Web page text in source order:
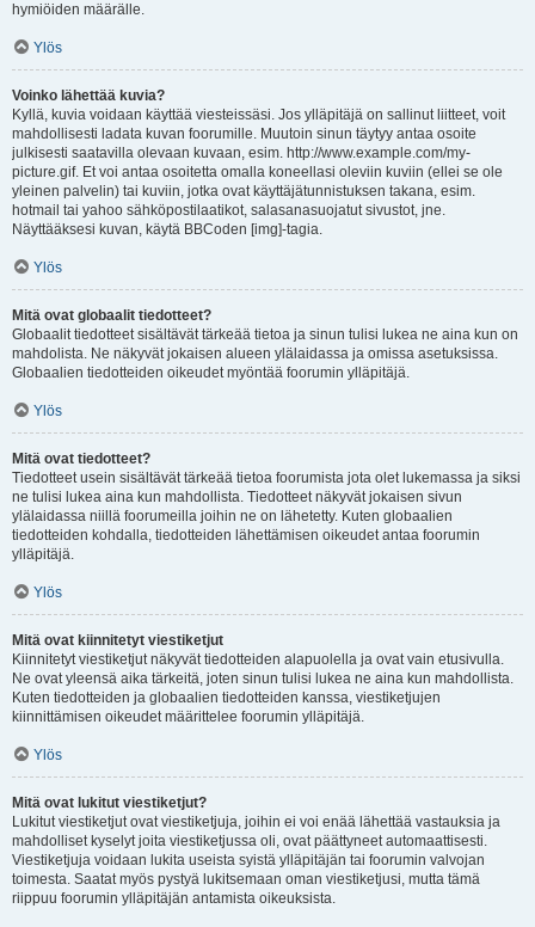
hymiöiden määrälle.
Ylös
Voinko lähettää kuvia?
Kyllä, kuvia voidaan käyttää viesteissäsi. Jos ylläpitäjä on sallinut liitteet, voit
mahdollisesti ladata kuvan foorumille. Muutoin sinun täytyy antaa osoite
julkisesti saatavilla olevaan kuvaan, esim. http://www.example.com/my-
picture.gif. Et voi antaa osoitetta omalla koneellasi oleviin kuviin (ellei se ole
yleinen palvelin) tai kuviin, jotka ovat käyttäjätunnistuksen takana, esim.
hotmail tai yahoo sähköpostilaatikot, salasanasuojatut sivustot, jne.
Näyttääksesi kuvan, käytä BBCoden [img]-tagia.
Ylös
Mitä ovat globaalit tiedotteet?
Globaalit tiedotteet sisältävät tärkeää tietoa ja sinun tulisi lukea ne aina kun on
mahdolista. Ne näkyvät jokaisen alueen ylälaidassa ja omissa asetuksissa.
Globaalien tiedotteiden oikeudet myöntää foorumin ylläpitäjä.
Ylös
Mitä ovat tiedotteet?
Tiedotteet usein sisältävät tärkeää tietoa foorumista jota olet lukemassa ja siksi
ne tulisi lukea aina kun mahdollista. Tiedotteet näkyvät jokaisen sivun
ylälaidassa niillä foorumeilla joihin ne on lähetetty. Kuten globaalien
tiedotteiden kohdalla, tiedotteiden lähettämisen oikeudet antaa foorumin
ylläpitäjä.
Ylös
Mitä ovat kiinnitetyt viestiketjut
Kiinnitetyt viestiketjut näkyvät tiedotteiden alapuolella ja ovat vain etusivulla.
Ne ovat yleensä aika tärkeitä, joten sinun tulisi lukea ne aina kun mahdollista.
Kuten tiedotteiden ja globaalien tiedotteiden kanssa, viestiketjujen
kiinnittämisen oikeudet määrittelee foorumin ylläpitäjä.
Ylös
Mitä ovat lukitut viestiketjut?
Lukitut viestiketjut ovat viestiketjuja, joihin ei voi enää lähettää vastauksia ja
mahdolliset kyselyt joita viestiketjussa oli, ovat päättyneet automaattisesti.
Viestiketjuja voidaan lukita useista syistä ylläpitäjän tai foorumin valvojan
toimesta. Saatat myös pystyä lukitsemaan oman viestiketjusi, mutta tämä
riippuu foorumin ylläpitäjän antamista oikeuksista.